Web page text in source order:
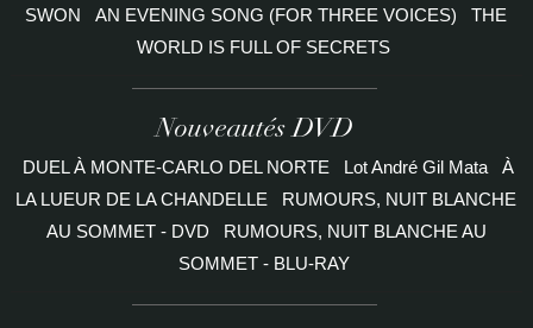
SWON
AN EVENING SONG (FOR THREE VOICES)
THE
WORLD IS FULL OF SECRETS
Nouveautés DVD
DUEL À MONTE-CARLO DEL NORTE Lot André Gil Mata
À
LA LUEUR DE LA CHANDELLE
RUMOURS, NUIT BLANCHE
AU SOMMET - DVD
RUMOURS, NUIT BLANCHE AU
SOMMET - BLU-RAY